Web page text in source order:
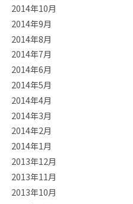
2014年10月
2014年9月
2014年8月
2014年7月
2014年6月
2014年5月
2014年4月
2014年3月
2014年2月
2014年1月
2013年12月
2013年11月
2013年10月